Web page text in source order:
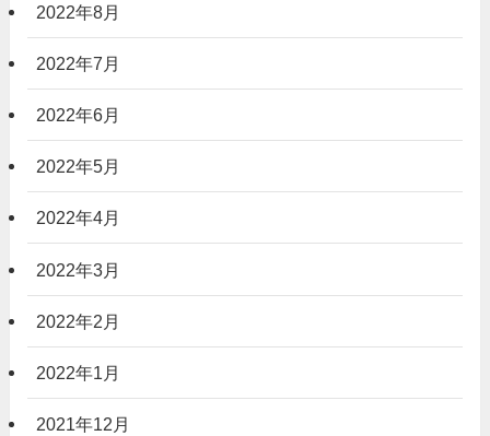
2022年8月
2022年7月
2022年6月
2022年5月
2022年4月
2022年3月
2022年2月
2022年1月
2021年12月